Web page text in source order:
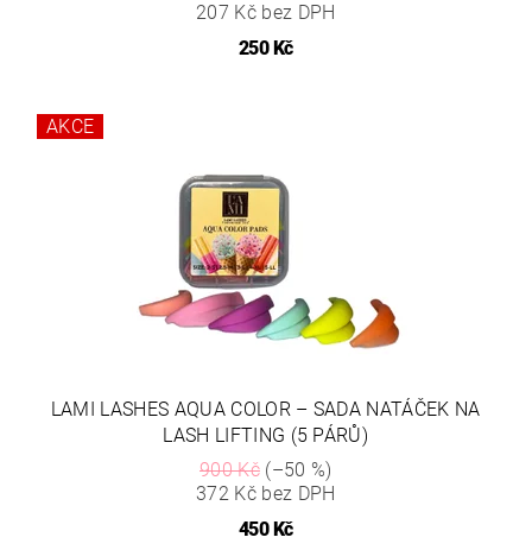
207 Kč bez DPH
250 Kč
AKCE
LAMI LASHES AQUA COLOR – SADA NATÁČEK NA
LASH LIFTING (5 PÁRŮ)
900 Kč(–50 %)
372 Kč bez DPH
450 Kč